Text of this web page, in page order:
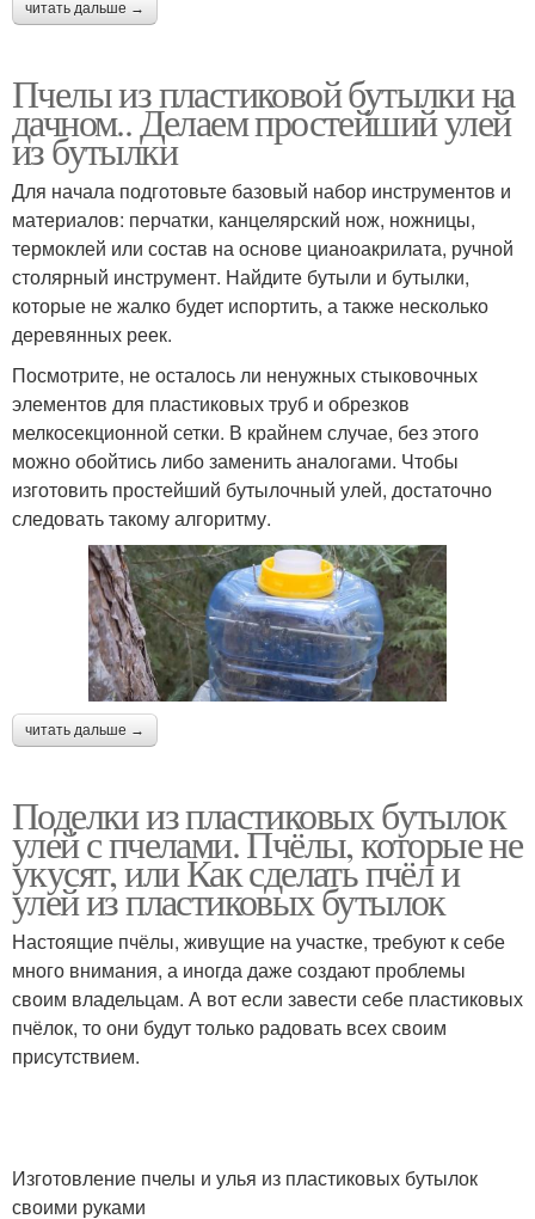
читать дальше →
Пчелы из пластиковой бутылки на
дачном.. Делаем простейший улей
из бутылки
Для начала подготовьте базовый набор инструментов и
материалов: перчатки, канцелярский нож, ножницы,
термоклей или состав на основе цианоакрилата, ручной
столярный инструмент. Найдите бутыли и бутылки,
которые не жалко будет испортить, а также несколько
деревянных реек.
Посмотрите, не осталось ли ненужных стыковочных
элементов для пластиковых труб и обрезков
мелкосекционной сетки. В крайнем случае, без этого
можно обойтись либо заменить аналогами. Чтобы
изготовить простейший бутылочный улей, достаточно
следовать такому алгоритму.
читать дальше →
Поделки из пластиковых бутылок
улей с пчелами. Пчёлы, которые не
укусят, или Как сделать пчёл и
улей из пластиковых бутылок
Настоящие пчёлы, живущие на участке, требуют к себе
много внимания, а иногда даже создают проблемы
своим владельцам. А вот если завести себе пластиковых
пчёлок, то они будут только радовать всех своим
присутствием.
Изготовление пчелы и улья из пластиковых бутылок
своими руками